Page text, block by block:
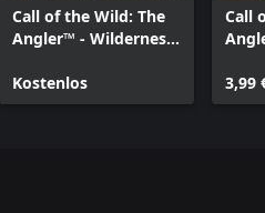
Call of the Wild: The
Angler™ - Wilderness
Kostenlos
Call
3,99